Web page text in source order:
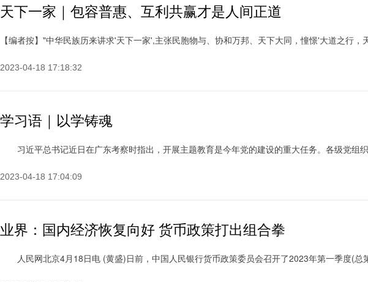
天下一家｜包容普惠、互利共赢才是人间正道
【编者按】"中华民族历来讲求'天下一家',主张民胞物与、协和万邦、天下大同，憧憬'大道之行，
2023-04-18 17:18:32
学习语｜以学铸魂
习近平总书记近日在广东考察时指出，开展主题教育是今年党的建设的重大任务。各级党组
2023-04-18 17:04:09
业界：国内经济恢复向好 货币政策打出组合拳
人民网北京4月18日电 (黄盛)日前，中国人民银行货币政策委员会召开了2023年第一季度(总